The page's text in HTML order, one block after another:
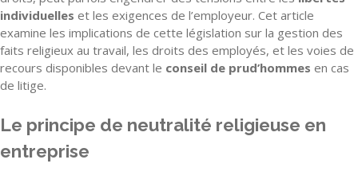
individuelles et les exigences de l’employeur. Cet article
examine les implications de cette législation sur la gestion des
faits religieux au travail, les droits des employés, et les voies de
recours disponibles devant le conseil de prud’hommes en cas
de litige.
Le principe de neutralité religieuse en
entreprise